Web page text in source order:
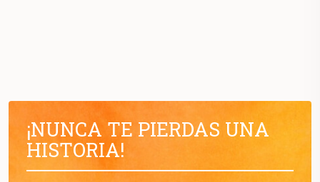
¡NUNCA TE PIERDAS UNA
HISTORIA!